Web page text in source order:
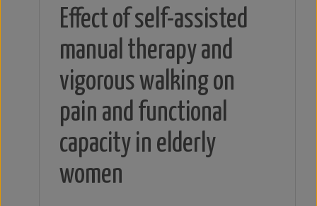
Effect of self-assisted
manual therapy and
vigorous walking on
pain and functional
capacity in elderly
women